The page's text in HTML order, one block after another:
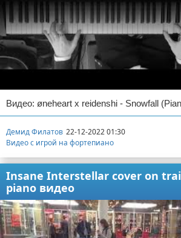
Видео: øneheart x reidenshi - Snowfall
Демид Филатов 22-12-2022 01:30
Видео с игрой на фортепиано
Insane Interstellar cover on
piano видео